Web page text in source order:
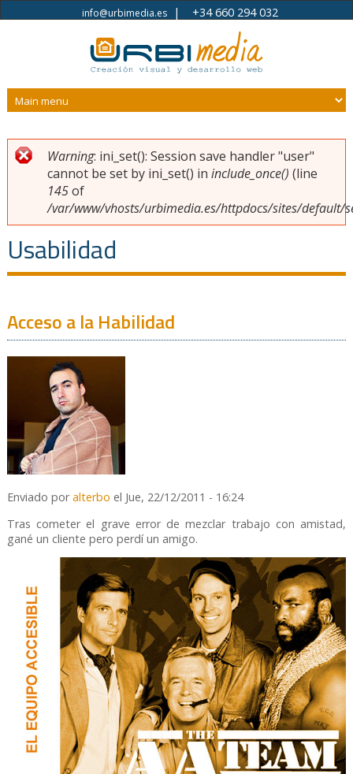
Pasar al contenido principal
info@urbimedia.es| +34 660 294 032
Usted está aquí
Mensaje de error
Warning: ini_set(): Session save handler "user"
cannot be set by ini_set() in include_once() (line
145of
/var/www/vhosts/urbimedia.es/httpdocs/sites/default/
Usabilidad
Acceso a la Habilidad
Enviado poralterbo el Jue, 22/12/2011 - 16:24
Tras cometer el grave error de mezclar trabajo con amistad,
gané un cliente pero perdí un amigo.